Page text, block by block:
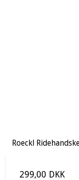
Roeckl
299,00 DKK